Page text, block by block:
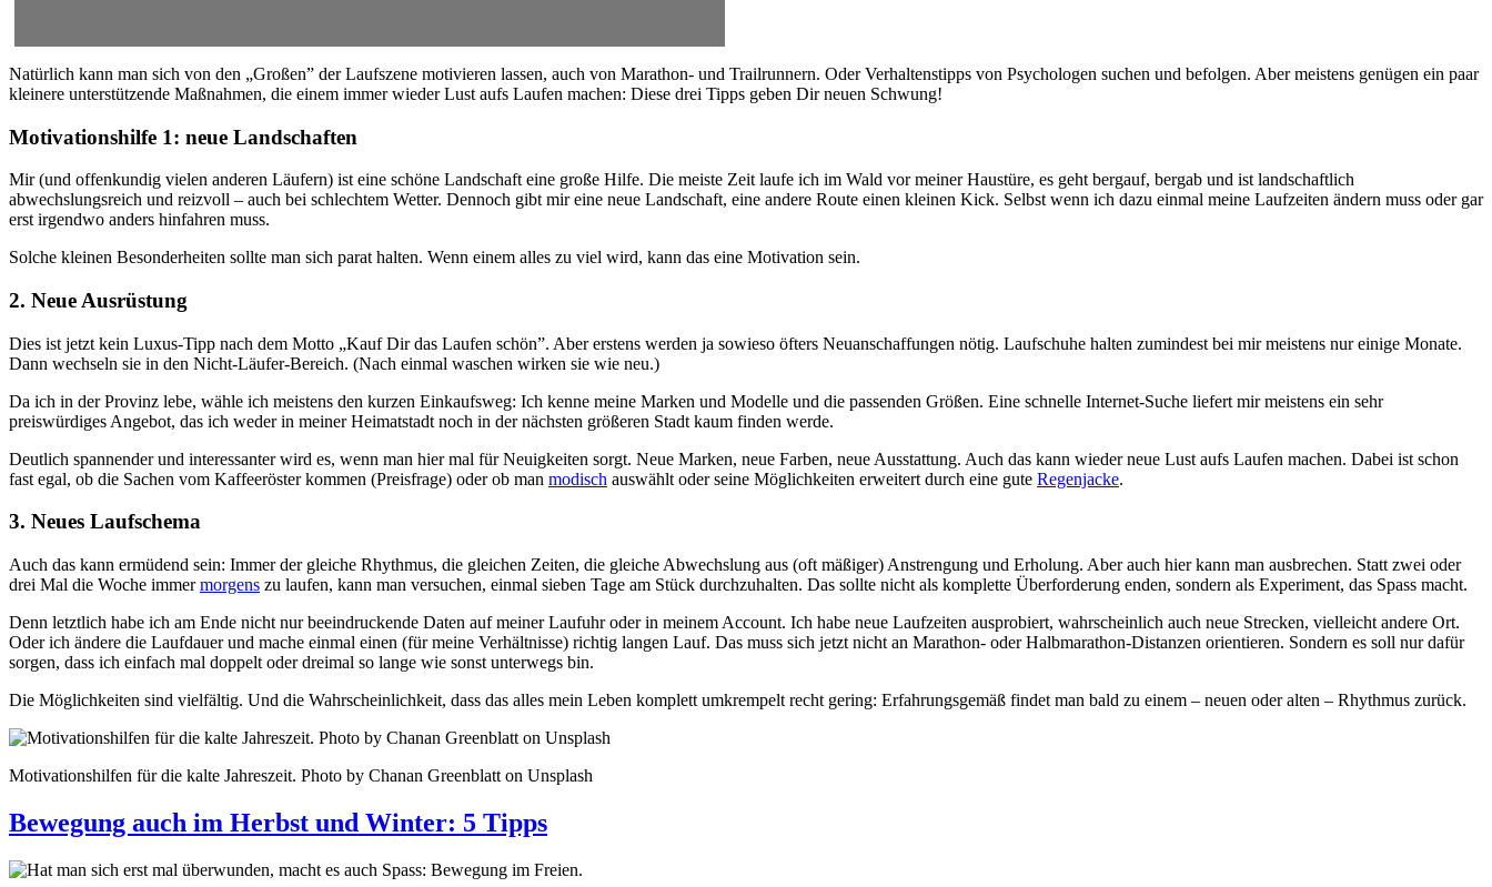
Natürlich kann man sich von den „Großen” der Laufszene motivieren lassen, auch von Marathon- und Trailrunnern. Oder Verhaltenstipps von Psychologen suchen und befolgen. Aber meistens genügen ein paar
kleinere unterstützende Maßnahmen, die einem immer wieder Lust aufs Laufen machen: Diese drei Tipps geben Dir neuen Schwung!
Motivationshilfe 1: neue Landschaften
Mir (und offenkundig vielen anderen Läufern) ist eine schöne Landschaft eine große Hilfe. Die meiste Zeit laufe ich im Wald vor meiner Haustüre, es geht bergauf, bergab und ist landschaftlich
abwechslungsreich und reizvoll – auch bei schlechtem Wetter. Dennoch gibt mir eine neue Landschaft, eine andere Route einen kleinen Kick. Selbst wenn ich dazu einmal meine Laufzeiten ändern muss oder gar
erst irgendwo anders hinfahren muss.
Solche kleinen Besonderheiten sollte man sich parat halten. Wenn einem alles zu viel wird, kann das eine Motivation sein.
2. Neue Ausrüstung
Dies ist jetzt kein Luxus-Tipp nach dem Motto „Kauf Dir das Laufen schön”. Aber erstens werden ja sowieso öfters Neuanschaffungen nötig. Laufschuhe halten zumindest bei mir meistens nur einige Monate.
Dann wechseln sie in den Nicht-Läufer-Bereich. (Nach einmal waschen wirken sie wie neu.)
Da ich in der Provinz lebe, wähle ich meistens den kurzen Einkaufsweg: Ich kenne meine Marken und Modelle und die passenden Größen. Eine schnelle Internet-Suche liefert mir meistens ein sehr
preiswürdiges Angebot, das ich weder in meiner Heimatstadt noch in der nächsten größeren Stadt kaum finden werde.
Deutlich spannender und interessanter wird es, wenn man hier mal für Neuigkeiten sorgt. Neue Marken, neue Farben, neue Ausstattung. Auch das kann wieder neue Lust aufs Laufen machen. Dabei ist schon
fast egal, ob die Sachen vom Kaffeeröster kommen (Preisfrage) oder ob man modisch auswählt oder seine Möglichkeiten erweitert durch eine gute Regenjacke.
3. Neues Laufschema
Auch das kann ermüdend sein: Immer der gleiche Rhythmus, die gleichen Zeiten, die gleiche Abwechslung aus (oft mäßiger) Anstrengung und Erholung. Aber auch hier kann man ausbrechen. Statt zwei oder
drei Mal die Woche immermorgens zu laufen, kann man versuchen, einmal sieben Tage am Stück durchzuhalten. Das sollte nicht als komplette Überforderung enden, sondern als Experiment, das Spass macht.
Denn letztlich habe ich am Ende nicht nur beeindruckende Daten auf meiner Laufuhr oder in meinem Account. Ich habe neue Laufzeiten ausprobiert, wahrscheinlich auch neue Strecken, vielleicht andere Ort.
Oder ich ändere die Laufdauer und mache einmal einen (für meine Verhältnisse) richtig langen Lauf. Das muss sich jetzt nicht an Marathon- oder Halbmarathon-Distanzen orientieren. Sondern es soll nur dafür
sorgen, dass ich einfach mal doppelt oder dreimal so lange wie sonst unterwegs bin.
Die Möglichkeiten sind vielfältig. Und die Wahrscheinlichkeit, dass das alles mein Leben komplett umkrempelt recht gering: Erfahrungsgemäß findet man bald zu einem – neuen oder alten – Rhythmus zurück.
Motivationshilfen für die kalte Jahreszeit. Photo by Chanan Greenblatt on Unsplash
Bewegung auch im Herbst und Winter: 5 Tipps